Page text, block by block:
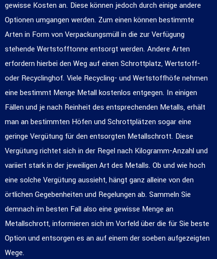
gewisse Kosten an. Diese können jedoch durch einige andere
Optionen umgangen werden. Zum einen können bestimmte
Arten in Form von Verpackungsmüll in die zur Verfügung
stehende Wertstofftonne entsorgt werden. Andere Arten
erfordern hierbei den Weg auf einen Schrottplatz, Wertstoff-
oder Recyclinghof. Viele Recycling- und Wertstoffhöfe nehmen
eine bestimmt Menge Metall kostenlos entgegen. In einigen
Fällen und je nach Reinheit des entsprechenden Metalls, erhält
man an bestimmten Höfen und Schrottplätzen sogar eine
geringe Vergütung für den entsorgten Metallschrott. Diese
Vergütung richtet sich in der Regel nach Kilogramm-Anzahl und
variiert stark in der jeweiligen Art des Metalls. Ob und wie hoch
eine solche Vergütung aussieht, hängt ganz alleine von den
örtlichen Gegebenheiten und Regelungen ab. Sammeln Sie
demnach im besten Fall also eine gewisse Menge an
Metallschrott, informieren sich im Vorfeld über die für Sie beste
Option und entsorgen es an auf einem der soeben aufgezeigten
Wege.